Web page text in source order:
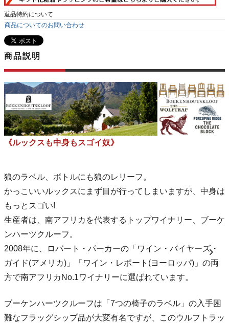
返品特約について
商品についてのお問い合わせ
商品説明
《ルックスも中身もスゴイ奴》
狼のラベル、ボトルにも狼のレリーフ。
かっこいいルックスにまず目が行ってしまいますが、中身は
もっとスゴい!
生産者は、南アフリカを代表するトップワイナリー、ブーケ
ンハーツクルーフ。
2008年に、ロバート・パーカーの「ワイン・バイヤーズ・
ガイド(アメリカ)」「ワイン・レポート(ヨーロッパ)」の両
方で南アフリカNo.1ワイナリーに選ばれています。
ブーケンハーツクルーフは「7つの椅子のラベル」の入手困
難なフラッグシップ品が大変有名ですが、このウルフトラッ